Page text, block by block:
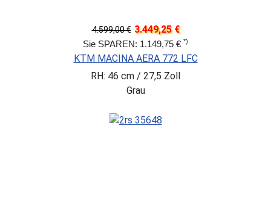
4.599,00 € 3.449,25 €
Sie SPAREN: 1.149,75 € *)
KTM MACINA AERA 772 LFC
RH: 46 cm / 27,5 Zoll
Grau